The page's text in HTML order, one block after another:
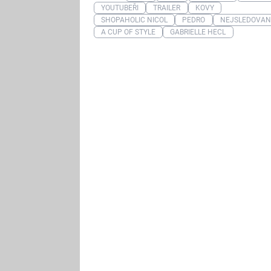
YOUTUBEŘI
TRAILER
KOVY
SHOPAHOLIC NICOL
PEDRO
A CUP OF STYLE
GABRIELLE HECL